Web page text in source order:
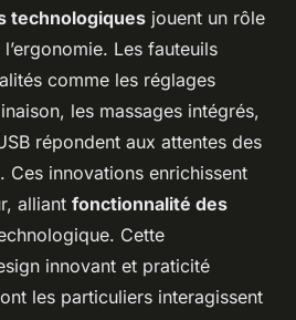
technologiques jouent un rôle
Les fauteuils
comme les réglages
les massages intégrés,
répondent aux attentes des
Ces innovations enrichissent
alliant fonctionnalité des
Cette
innovant et praticité
les particuliers interagissent